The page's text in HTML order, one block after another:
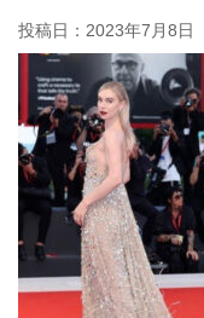
投稿日： 2023年7月8日